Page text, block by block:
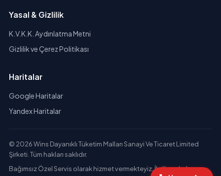
Yasal & Gizlilik
K.V.K.K. Aydınlatma Metni
Gizlilik ve Çerez Politikası
Haritalar
Google Haritalar
Yandex Haritalar
© 2026 Wins Dayanıklı Tüketim Malları Sanayi Ve Ticaret Limited
Şirketi. Tüm hakları saklıdır.
Bağımsız Özel Servis olarak hizmet vermekteyiz. İlgili markaların